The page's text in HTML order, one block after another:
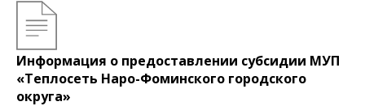
Информация о предоставлении субсидии МУП
«Теплосеть Наро-Фоминского городского
округа»